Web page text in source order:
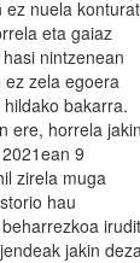
ez nuela
eta gaiaz
nintzenean
ez zela egoera
bakarra.
ere, horrela jakin
9
zirela muga
hau
jakin